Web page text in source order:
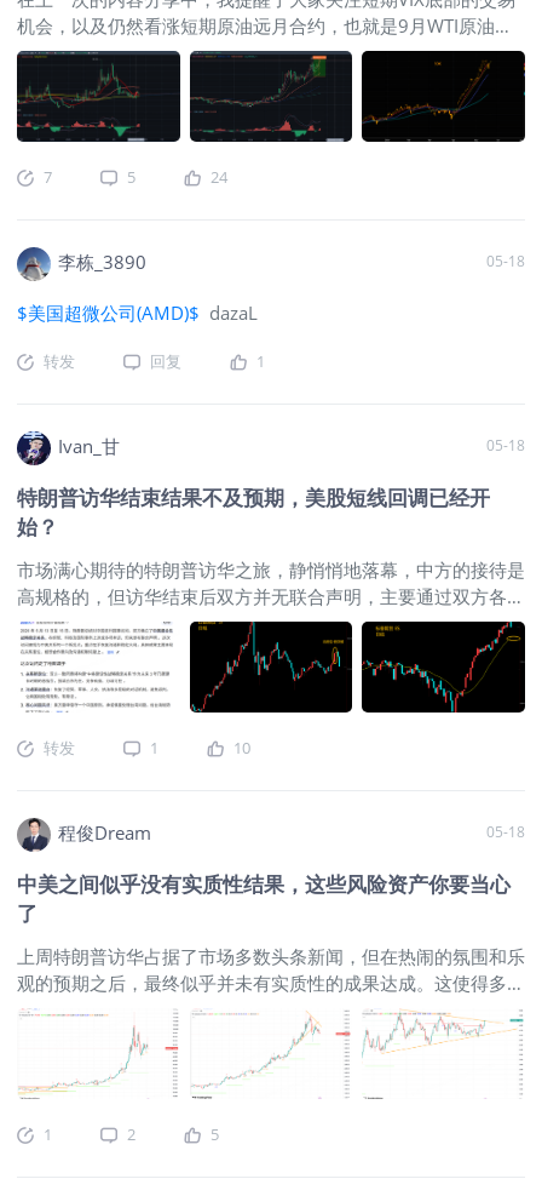
判断逻辑，这种停火绝对不是永久性
的，只是互相认可的缓兵之计而已。新
一轮的变数会在年底重新出现，到时候
局面会更加复杂，并且足以有可能引发
真正的金融海啸。当然了，在那之前相
一部分相对较低的概率会出
是，目前英伟达的自由现金流和苹果微软都差不多，但PE估值
却小于苹果，给的估值不高，而且市值比上自由现金流的倍数上
看，英伟达全面小于苹果和微软 所以英伟达和其他科技股比起
来并不算贵，那么从技术上看，20日均线是标普以及各大明星
科技股的第一道防线，未来一周左右是重要时期，看标普的20
日均线是否会跌破，目前是多看少动的时间，我认为，亚洲市场
大A的今天的市场表现上看，似乎波动并没有结束。我之前跟大
未来空方考虑在20日均以上止损，波动短期内还是停不下来
的。 求稳的朋友，不妨再等等看，等到美股出现明确的右侧反
弹行情后，再来参与，只能说目前的走势还不是很稳。
机会，以及仍然看涨短期原油远月合约，也就是9月WTI原油合
约的机会，一周过去了，这两个提醒，都已经兑现： VIX已经触
底走高： 9月原油期货合约已经底部连续反弹，从底部算起已经
有17个点的涨幅：
内容回顾：第二轮大宗商品超级周期开始
了？有色金属的脉冲机会与AI链的补涨逻辑（近期收益率分享）
中短期阶段性回调的问题。 随着近期美元指数和美债收益率的
期的宏观数据与技术指标的走势，本报告的核心结论是：美股短
常大，操作上需要谨慎处置；短期而言，美国长债价格存在一定
险，参与抄底必须设立并严格执行止损纪律。 美股的回调是否
现了趋势破位或阶段性见顶的迹象。咱们可以具体观察SOX（费
城半导体指数）、韩国股市指数、日经指数以及上证指数的走
泛的跨市场共振，显著提高了本轮回调行情的确定性。 然而，
本次回调的做空力量和下跌幅度相对受限。高盛的机构账面数据
显示，虽然机构对美股的总敞口已经大幅降低，但其净杠杆率依
然停留在中性位置，多空比例未发生明显变动。 同时，
CBOE（芝加哥期权交易所）的看跌与看涨期权（Put/Call）比
例目前仅处于反弹初期，并未突破重要的历史区间（下图绿
色）。这些数据表明，市场中的抄底情绪可能依然较浓
7 5 24
李栋_3890 05-18
$美国超微公司(AMD)$ dazaL
转发 回复 1
Ivan_甘 05-18
特朗普访华结束结果不及预期，美股短线回调已经开
始？
市场满心期待的特朗普访华之旅，静悄悄地落幕，中方的接待是
高规格的，但访华结束后双方并无联合声明，主要通过双方各自
的通稿来体现成果，相比 2017 年访华签署的 2535 亿美元大
单，此次更侧重于战略关系的稳定和机制的恢复。从市场得到的
消息看，中美双方互降关税，美国放开英伟达H200芯片销售，
而特朗普宣称中国承诺购买200亿波音飞机及大量美国大豆，但
预期的状态，这也是上周大宗商品调整的主要原因。同时周末美
来走势不乐观 上周帖子里重点强调过金银在重要多空分水岭的
银单日大跌10%+，这个短期方向选择已经比较明确，大伙要注
意避险或者降低仓位。黄金有再创新低（破4000）的可能，而
白银则延续高波动特性，跌幅恐怕也会出乎大家的意料。 这里
值得一提的是上周白银的意外消息，值得大家借鉴。上周白银因
秘鲁能源短缺导致矿区停产，从而提振白银价格独立与黄金走
强，这类消息如果发生在其它品种上或许表现会持续性更久一
些，但发生在白银身上则必须十分警惕。原因在于虽然秘鲁是世
界白银储量最大产量第二第三的国家，但是矿产白银主要是伴生
矿产，不是铜矿伴生就是铅锌矿或金矿伴生，秘鲁停产也就意味
着其它金属也停产，因此白银价格因为此事独立走强而其它金属
转发 1 10
程俊Dream 05-18
中美之间似乎没有实质性结果，这些风险资产你要当心
了
上周特朗普访华占据了市场多数头条新闻，但在热闹的氛围和乐
观的预期之后，最终似乎并未有实质性的成果达成。这使得多数
非强势风险资产都在周内下半段出现了不同程度的下跌，其中金
银的表现都在暗示前一轮的阶段性反弹已经结束。不过在夏季行
情到来之际，能否走出持续性的表现还是存在较多变数的。 白
银在上周出现了巨大的上影线，周内最高触及了90美元，但随
的走势在相对弱势的环境下是较为明显的看跌信号。 黄金虽然
1 2 5